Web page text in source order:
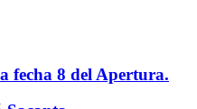
fecha 8 del Apertura.